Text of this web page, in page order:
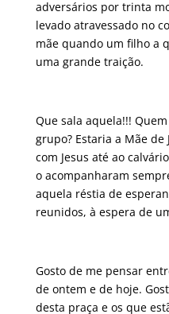
adversários por trinta
levado atravessado no
mãe quando um filho a
uma grande traição.
Que sala aquela!!!
grupo? Estaria a Mãe de
com Jesus até ao
o acompanharam
aquela réstia de
reunidos, à espera de
Gosto de me pensar
de ontem e de hoje.
desta praça e os que